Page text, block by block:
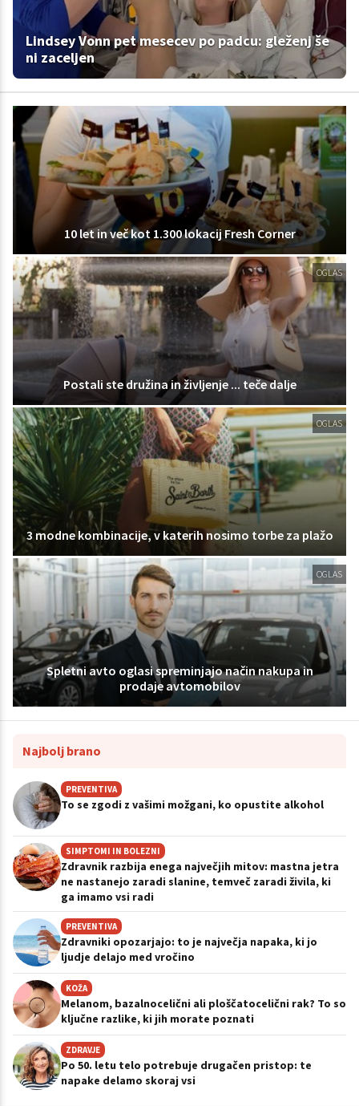
Lindsey Vonn pet mesecev po padcu: gleženj še
ni zaceljen
10 let in več kot 1.300 lokacij Fresh Corner
OGLAS
Postali ste družina in življenje ... teče dalje
OGLAS
3 modne kombinacije, v katerih nosimo torbe za plažo
OGLAS
Spletni avto oglasi spreminjajo način nakupa in
prodaje avtomobilov
Najbolj brano
PREVENTIVA
To se zgodi z vašimi možgani, ko opustite alkohol
SIMPTOMI IN BOLEZNI
Zdravnik razbija enega največjih mitov: mastna jetra
ne nastanejo zaradi slanine, temveč zaradi živila, ki
ga imamo vsi radi
PREVENTIVA
Zdravniki opozarjajo: to je največja napaka, ki jo
ljudje delajo med vročino
KOŽA
Melanom, bazalnocelični ali ploščatocelični rak? To so
ključne razlike, ki jih morate poznati
ZDRAVJE
Po 50. letu telo potrebuje drugačen pristop: te
napake delamo skoraj vsi